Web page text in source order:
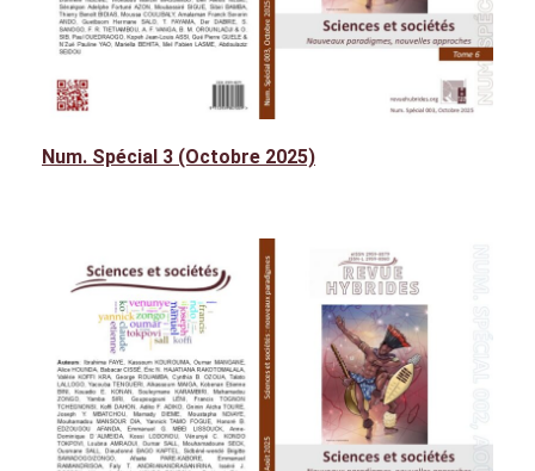
Num. Spécial 3 (Octobre 2025)